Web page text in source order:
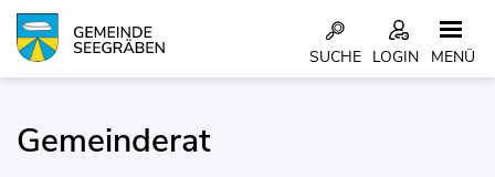
Kopfzeile
LOGIN
SUCHE MENÜ
Gemeinderat
Zugehörige Objekte